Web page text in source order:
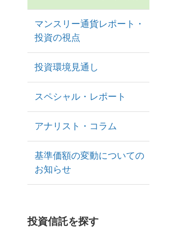
マンスリー通貨レポート・
投資の視点
投資環境見通し
スペシャル・レポート
アナリスト・コラム
基準価額の変動についての
お知らせ
投資信託を探す